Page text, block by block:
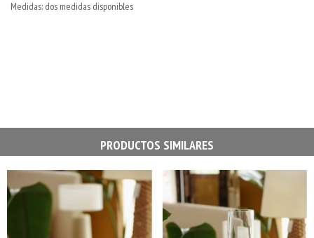
Medidas: dos medidas disponibles
PRODUCTOS SIMILARES